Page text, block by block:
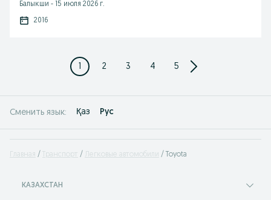
Балыкши - 15 июля 2026 г.
2016
1 2 3 4 5
Сменить язык: Қаз Рус
Главная Транспорт Легковые автомобили Toyota
КАЗАХСТАН